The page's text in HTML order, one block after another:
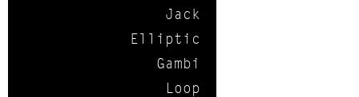
Jack
Elliptic
Gambi
Loop